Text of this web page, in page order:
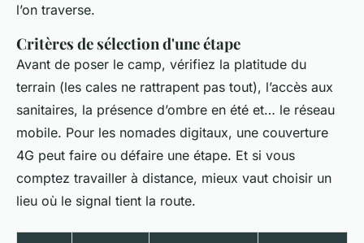
l’on traverse.
Critères de sélection d'une étape
Avant de poser le camp, vérifiez la platitude du
terrain (les cales ne rattrapent pas tout), l’accès aux
sanitaires, la présence d’ombre en été et… le réseau
mobile. Pour les nomades digitaux, une couverture
4G peut faire ou défaire une étape. Et si vous
comptez travailler à distance, mieux vaut choisir un
lieu où le signal tient la route.